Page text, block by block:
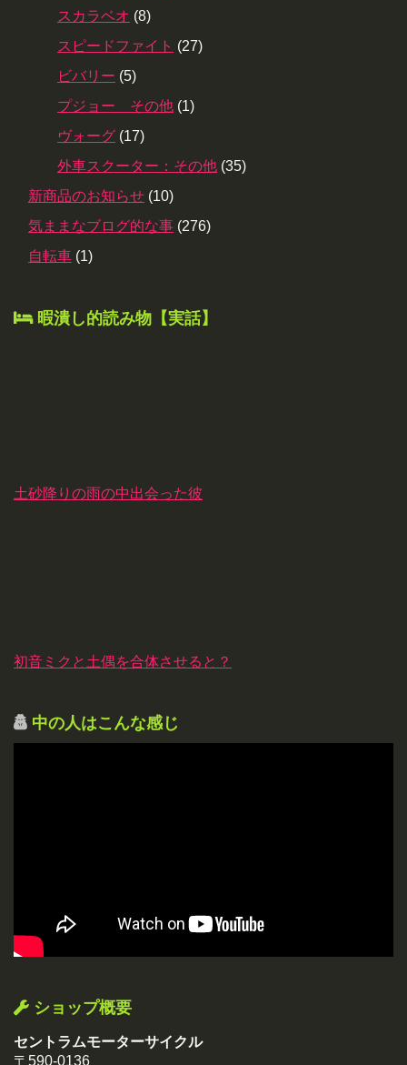
スカラベオ (8)
スピードファイト (27)
ビバリー (5)
プジョー その他 (1)
ヴォーグ (17)
外車スクーター：その他 (35)
新商品のお知らせ (10)
気ままなブログ的な事 (276)
自転車 (1)
暇潰し的読み物【実話】
土砂降りの雨の中出会った彼
初音ミクと土偶を合体させると？
中の人はこんな感じ
ショップ概要
セントラムモーターサイクル
〒590-0136